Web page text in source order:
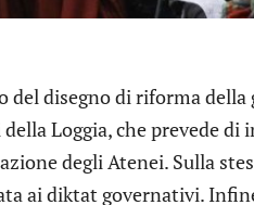
disegno di riforma
Loggia, che prevede
degli Atenei. Sulla
ai diktat governativi.